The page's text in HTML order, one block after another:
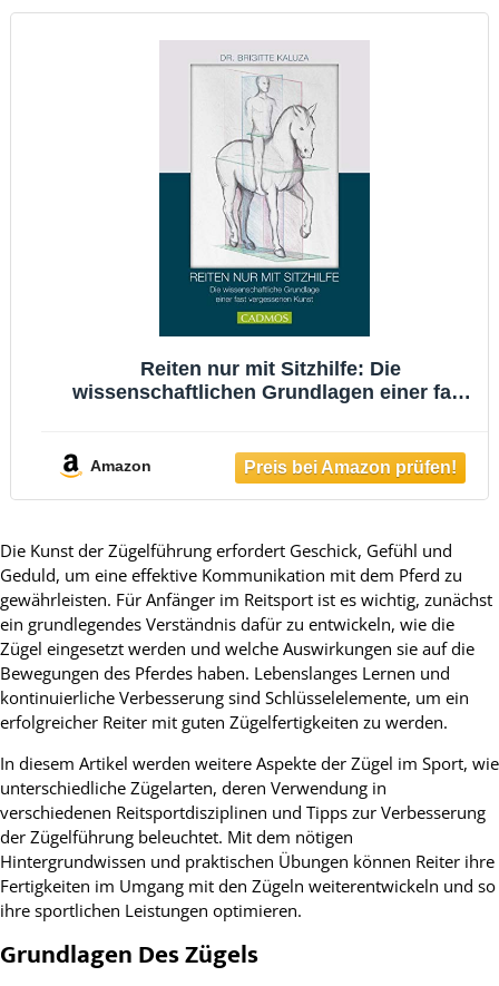
Reiten nur mit Sitzhilfe: Die
wissenschaftlichen Grundlagen einer fast
Amazon
Die Kunst der Zügelführung erfordert Geschick, Gefühl und
Geduld, um eine effektive Kommunikation mit dem Pferd zu
gewährleisten. Für Anfänger im Reitsport ist es wichtig, zunächst
ein grundlegendes Verständnis dafür zu entwickeln, wie die
Zügel eingesetzt werden und welche Auswirkungen sie auf die
Bewegungen des Pferdes haben. Lebenslanges Lernen und
kontinuierliche Verbesserung sind Schlüsselelemente, um ein
erfolgreicher Reiter mit guten Zügelfertigkeiten zu werden.
In diesem Artikel werden weitere Aspekte der Zügel im Sport, wie
unterschiedliche Zügelarten, deren Verwendung in
verschiedenen Reitsportdisziplinen und Tipps zur Verbesserung
der Zügelführung beleuchtet. Mit dem nötigen
Hintergrundwissen und praktischen Übungen können Reiter ihre
Fertigkeiten im Umgang mit den Zügeln weiterentwickeln und so
ihre sportlichen Leistungen optimieren.
Grundlagen Des Zügels